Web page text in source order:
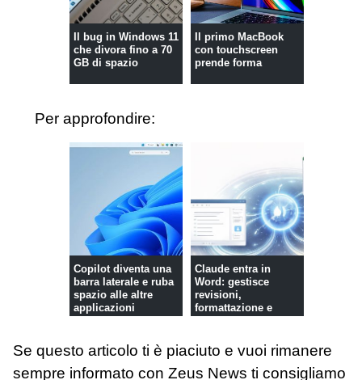
Il bug in Windows 11
che divora fino a 70
GB di spazio
Il primo MacBook
con touchscreen
prende forma
Per approfondire:
Copilot diventa una
barra laterale e ruba
spazio alle altre
applicazioni
Claude entra in
Word: gestisce
revisioni,
formattazione e
Se questo articolo ti è piaciuto e vuoi rimanere
sempre informato con Zeus News ti consigliamo